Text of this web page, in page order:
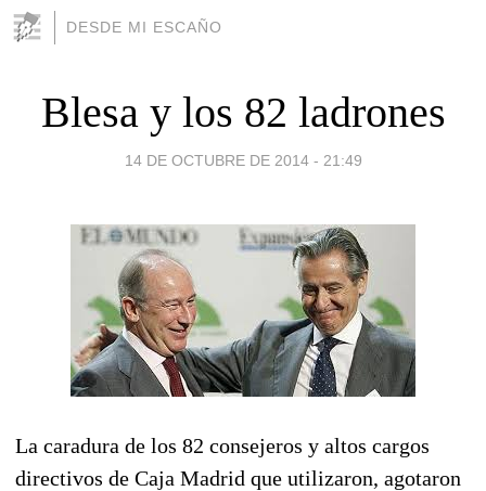
DESDE MI ESCAÑO
Blesa y los 82 ladrones
14 DE OCTUBRE DE 2014 - 21:49
La caradura de los 82 consejeros y altos cargos
directivos de Caja Madrid que utilizaron, agotaron